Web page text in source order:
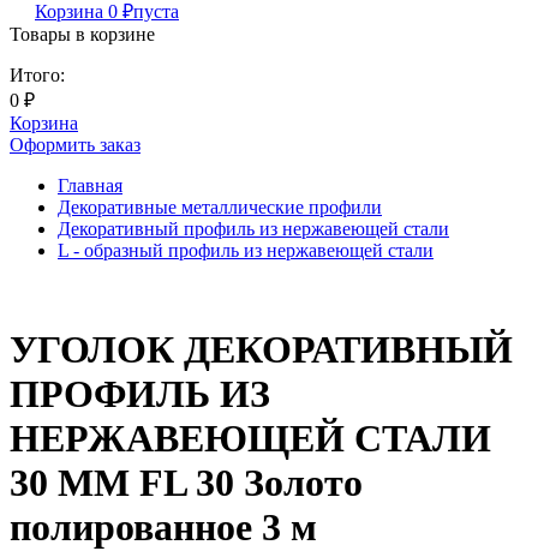
Корзина 0 ₽пуста
Товары в корзине
Итого:
0 ₽
Корзина
Оформить заказ
Главная
Декоративные металлические профили
Декоративный профиль из нержавеющей стали
L - образный профиль из нержавеющей стали
УГОЛОК ДЕКОРАТИВНЫЙ
ПРОФИЛЬ ИЗ
НЕРЖАВЕЮЩЕЙ СТАЛИ
30 ММ FL 30 Золото
полированное 3 м